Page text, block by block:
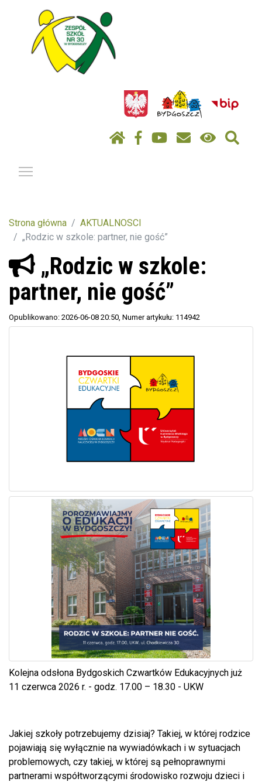
Strona główna
AKTUALNOSCI
„Rodzic w szkole: partner, nie gość”
„Rodzic w szkole:
partner, nie gość”
Opublikowano: 2026-06-08 20:50 , Numer artykułu: 114942
Kolejna odsłona Bydgoskich Czwartków Edukacyjnych już
11 czerwca 2026 r. - godz. 17.00 – 18.30 - UKW
Jakiej szkoły potrzebujemy dzisiaj? Takiej, w której rodzice
pojawiają się wyłącznie na wywiadówkach i w sytuacjach
problemowych, czy takiej, w której są pełnoprawnymi
partnerami współtworzącymi środowisko rozwoju dzieci i